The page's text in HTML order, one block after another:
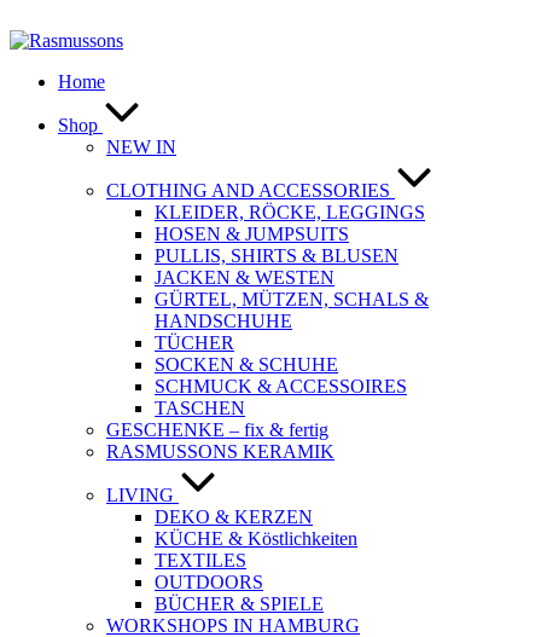
Inhalt
Home
Shop
NEW IN
CLOTHING AND ACCESSORIES
KLEIDER, RÖCKE, LEGGINGS
HOSEN & JUMPSUITS
PULLIS, SHIRTS & BLUSEN
JACKEN & WESTEN
GÜRTEL, MÜTZEN, SCHALS &
HANDSCHUHE
TÜCHER
SOCKEN & SCHUHE
SCHMUCK & ACCESSOIRES
TASCHEN
GESCHENKE – fix & fertig
RASMUSSONS KERAMIK
LIVING
DEKO & KERZEN
KÜCHE & Köstlichkeiten
TEXTILES
OUTDOORS
BÜCHER & SPIELE
WORKSHOPS IN HAMBURG